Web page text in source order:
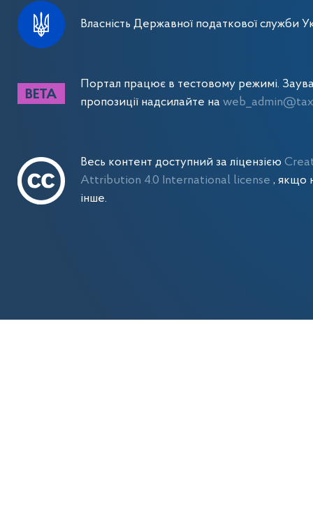
Власність Державної податкової служби
Портал працює в тестовому режимі.
пропозиції надсилайте на
Весь контент доступний за ліцензією
Attribution 4.0 International license , якщо
інше.